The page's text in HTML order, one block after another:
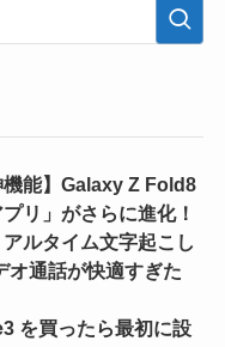
機能】Galaxy Z Fold8
リ」がさらに進化！
ルタイム文字起こし
オ通話が快適すぎた
を買ったら最初に設